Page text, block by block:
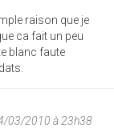
raison que je
ca fait un peu
blanc faute
03/2010 à 23h38